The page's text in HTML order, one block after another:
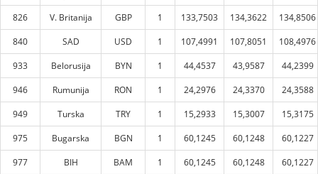
826
V. Britanija GBP 1 133,7503 134,3622
134,8506
840
SAD USD 1 107,4991 107,8051
108,4976
933
Belorusija BYN 1 44,4537 43,9587
44,2399
946
Rumunija RON 1 24,2976 24,3370
24,3588
949
Turska TRY 1 15,2933 15,3007
15,3175
975
Bugarska BGN 1 60,1245 60,1248
60,1227
977
BIH BAM 1 60,1245 60,1248
60,1227